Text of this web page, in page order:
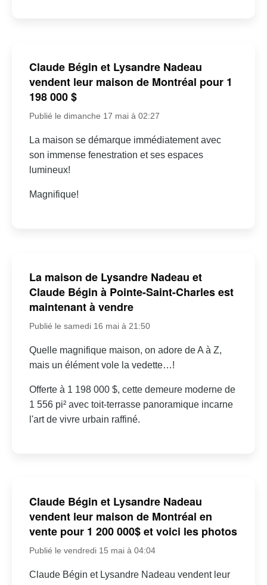
Claude Bégin et Lysandre Nadeau
vendent leur maison de Montréal pour 1
198 000 $
Publié le dimanche 17 mai à 02:27
La maison se démarque immédiatement avec
son immense fenestration et ses espaces
lumineux!
Magnifique!
La maison de Lysandre Nadeau et
Claude Bégin à Pointe-Saint-Charles est
maintenant à vendre
Publié le samedi 16 mai à 21:50
Quelle magnifique maison, on adore de A à Z,
mais un élément vole la vedette…!
Offerte à 1 198 000 $, cette demeure moderne de
1 556 pi² avec toit-terrasse panoramique incarne
l'art de vivre urbain raffiné.
Claude Bégin et Lysandre Nadeau
vendent leur maison de Montréal en
vente pour 1 200 000$ et voici les photos
Publié le vendredi 15 mai à 04:04
Claude Bégin et Lysandre Nadeau vendent leur